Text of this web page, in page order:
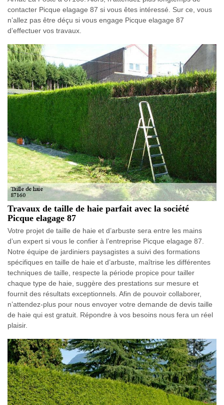
contacter Picque elagage 87 si vous êtes intéressé. Sur ce, vous
n’allez pas être déçu si vous engage Picque elagage 87
d’effectuer vos travaux.
Travaux de taille de haie parfait avec la société
Picque elagage 87
Votre projet de taille de haie et d’arbuste sera entre les mains
d’un expert si vous le confier à l’entreprise Picque elagage 87.
Notre équipe de jardiniers paysagistes a suivi des formations
spécifiques en taille de haie et d’arbuste, maîtrise les différentes
techniques de taille, respecte la période propice pour tailler
chaque type de haie, suggère des prestations sur mesure et
fournit des résultats exceptionnels. Afin de pouvoir collaborer,
n’attendez-plus pour nous envoyer votre demande de devis taille
de haie qui est gratuit. Répondre à vos besoins nous fera un réel
plaisir.